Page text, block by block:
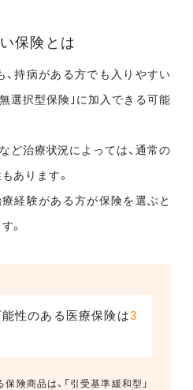
保険とは
持病がある方でも入りやすい
選択型保険｣に加入できる可能
ど治療状況によっては、通常の
あります。
経験がある方が保険を選ぶと
。
性のある医療保険は3
険商品は、「引受基準緩和型」